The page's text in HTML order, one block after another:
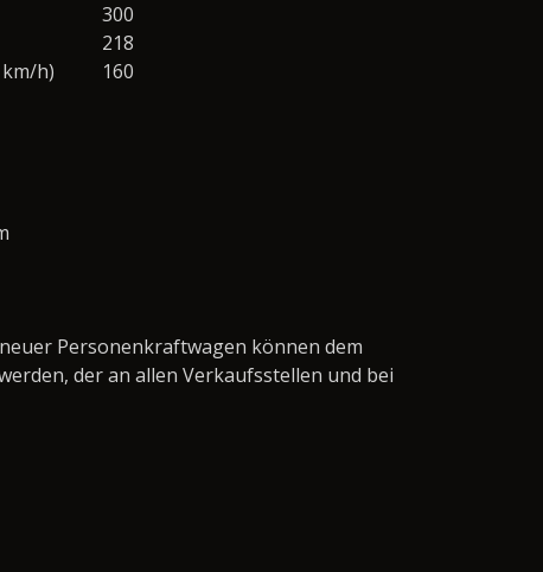
300
218
h)
160
Personenkraftwagen können dem
der an allen Verkaufsstellen und bei